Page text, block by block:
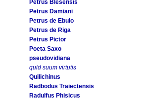
Petrus Blesensis
Petrus Damiani
Petrus de Ebulo
Petrus de Riga
Petrus Pictor
Poeta Saxo
pseudovidiana
quid suum virtutis
Quilichinus
Radbodus Traiectensis
Radulfus Phisicus